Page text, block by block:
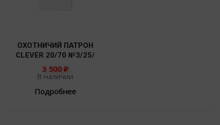
ОХОТНИЧИЙ ПАТРОН
CLEVER 20/70 №3/25/
3 500 ₽
В наличии
Подробнее